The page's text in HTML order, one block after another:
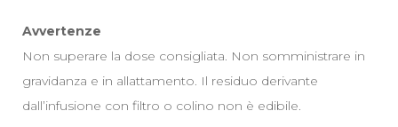
Avvertenze
Non superare la dose consigliata. Non somministrare in
gravidanza e in allattamento. Il residuo derivante
dall’infusione con filtro o colino non è edibile.